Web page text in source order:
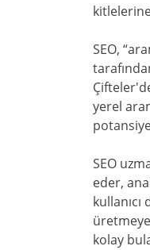
SEO,
yerel
SEO
eder,
kolay